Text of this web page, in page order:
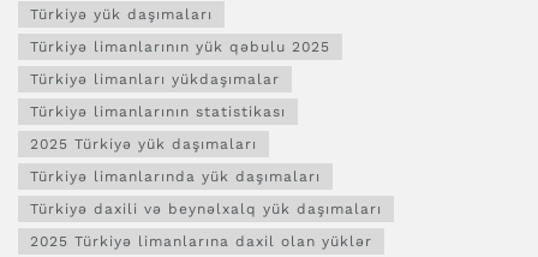
Türkiyə yük daşımaları
Türkiyə limanlarının yük qəbulu 2025
Türkiyə limanları yükdaşımalar
Türkiyə limanlarının statistikası
2025 Türkiyə yük daşımaları
Türkiyə limanlarında yük daşımaları
Türkiyə daxili və beynəlxalq yük daşımaları
2025 Türkiyə limanlarına daxil olan yüklər